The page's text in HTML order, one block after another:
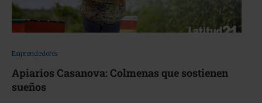
Emprendedores
Apiarios Casanova: Colmenas que sostienen
sueños